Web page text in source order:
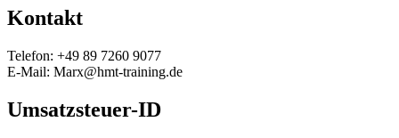
Kontakt
Telefon: +49 89 7260 9077
E-Mail: Marx@hmt-training.de
Umsatzsteuer-ID